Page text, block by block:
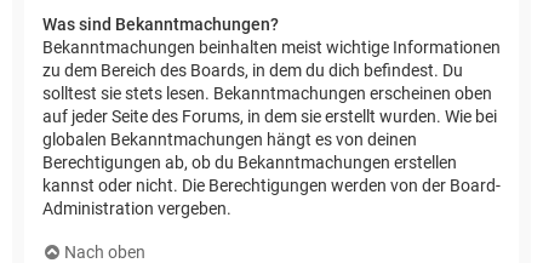
Was sind Bekanntmachungen?
Bekanntmachungen beinhalten meist wichtige Informationen
zu dem Bereich des Boards, in dem du dich befindest. Du
solltest sie stets lesen. Bekanntmachungen erscheinen oben
auf jeder Seite des Forums, in dem sie erstellt wurden. Wie bei
globalen Bekanntmachungen hängt es von deinen
Berechtigungen ab, ob du Bekanntmachungen erstellen
kannst oder nicht. Die Berechtigungen werden von der Board-
Administration vergeben.
Nach oben